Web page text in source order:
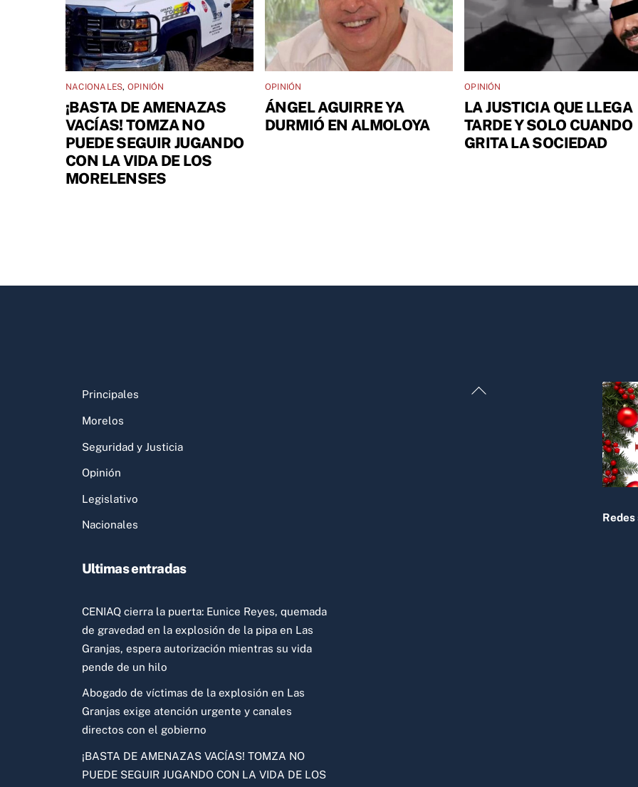
NACIONALES, OPINIÓN
¡BASTA DE AMENAZAS
VACÍAS! TOMZA NO
PUEDE SEGUIR JUGANDO
CON LA VIDA DE LOS
MORELENSES
OPINIÓN
ÁNGEL AGUIRRE YA
DURMIÓ EN ALMOLOYA
OPINIÓN
LA JUSTICIA QUE LLEGA
TARDE Y SOLO CUANDO
GRITA LA SOCIEDAD
Back
Principales
Morelos
Seguridad y Justicia
Opinión
Legislativo
Nacionales
Ultimas entradas
CENIAQ cierra la puerta: Eunice Reyes, quemada
de gravedad en la explosión de la pipa en Las
Granjas, espera autorización mientras su vida
pende de un hilo
Abogado de víctimas de la explosión en Las
Granjas exige atención urgente y canales
directos con el gobierno
¡BASTA DE AMENAZAS VACÍAS! TOMZA NO
PUEDE SEGUIR JUGANDO CON LA VIDA DE LOS